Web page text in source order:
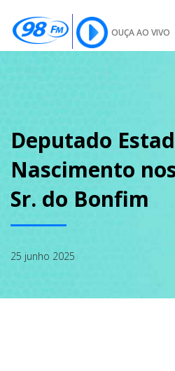
OUÇA AO VIVO
SOBRE
Deputado
Nascimento
Sr. do Bonfim
25 junho 2025